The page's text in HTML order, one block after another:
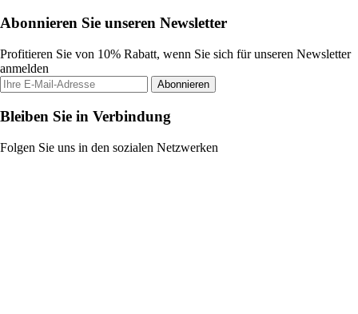
Abonnieren Sie unseren Newsletter
Profitieren Sie von 10% Rabatt, wenn Sie sich für unseren Newsletter
anmelden
Abonnieren
Bleiben Sie in Verbindung
Folgen Sie uns in den sozialen Netzwerken